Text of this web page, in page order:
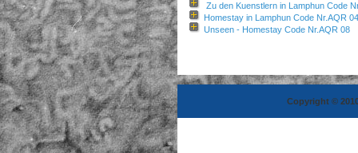
Zu den Kuenstlern in Lamphun Code
Homestay in Lamphun Code Nr.AQR 04
Unseen - Homestay Code Nr.AQR 08
Copyright ©